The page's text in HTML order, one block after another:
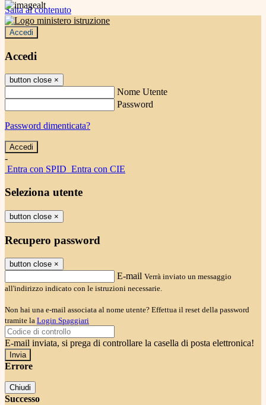
Salta al contenuto
Accedi
Accedi
button close ×
Nome Utente
Password
Password dimenticata?
-
Entra con SPID Entra con CIE
Seleziona utente
button close ×
Recupero password
button close ×
E-mail Verrà inviato un messaggio
all'indirizzo indicato con le istruzioni necessarie.
Non hai una e-mail associata al nome utente? Effettua il reset della password
tramite la Login Spaggiari
E-mail inviata, si prega di controllare la casella di posta elettronica!
Errore
Chiudi
Successo